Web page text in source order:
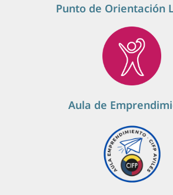
Punto de Orientación
Aula de